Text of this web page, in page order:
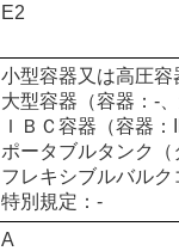
E2
小型容器又は高圧容
大型容器（容器：-
ＩＢＣ容器（容器
ポータブルタンク（
フレキシブルバルク
特別規定：-
A